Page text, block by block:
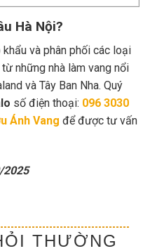
Hà Nội?
và phân phối các loại
những nhà làm vang nổi
và Tây Ban Nha. Quý
số điện thoại: 096 3030
Ánh Vang để được tư vấn
2025
THƯỜNG